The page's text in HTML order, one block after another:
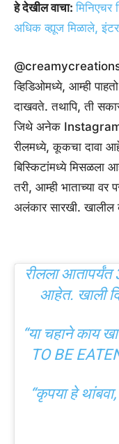
हे देखील वाचा:मिनिएचर
अधिक व्ह्यूज मिळाले,
व्हिडिओमध्ये, आम्ही
दाखवते. तथापि, ती
जिथे अनेक Instagram
रीलमध्ये, कूकचा दावा आहे
बिस्किटांमध्ये मिसळला
तरी, आम्ही भाताच्या
अलंकार सारखी. खालील
रीलला
आहेत. खाली
“या चहाने काय
TO BE
“कृपया हे